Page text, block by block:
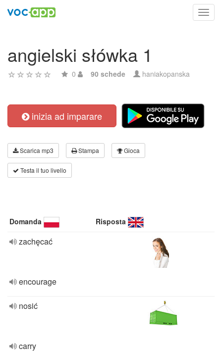
angielski słówka 1
0 90 schede haniakopanska
inizia ad imparare
Scarica mp3 Stampa Gioca
Testa il tuo livello
Domanda Risposta
zachęcać
encourage
nosić
carry